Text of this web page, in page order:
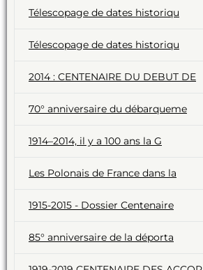
Télescopage de dates historiqu
Télescopage de dates historiqu
2014 : CENTENAIRE DU DEBUT DE
70° anniversaire du débarqueme
1914–2014, il y a 100 ans la G
Les Polonais de France dans la
1915-2015 - Dossier Centenaire
85° anniversaire de la déporta